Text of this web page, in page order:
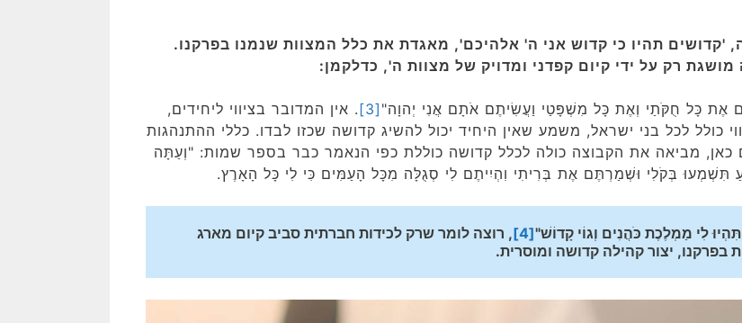
'קדושים תהיו כי קדוש אני ה' אלהיכם', מאגדת את כלל המצוות שנמנו בפרקנו.
רק על ידי קיום קפדני ומדויק של מצוות ה', כדלקמן:
אֶת כָּל חֻקֹּתַי וְאֶת כָּל מִשְׁפָּטַי וַעֲשִׂיתֶם אֹתָם אֲנִי יְהוָה" [3]
. אין המדובר בציווי ליחידים,
כולל לכל בני ישראל, משמע שאין היחיד יכול להשיג קדושה שכזו לבדו. כללי ההתנהגות
כאן, מביאה את הקבוצה כולה לכלל קדושה כוללת כפי הנאמר כבר בספר שמות: "וְעַתָּה
תִּשְׁמְעוּ בְּקֹלִי וּשְׁמַרְתֶּם אֶת בְּרִיתִי וִהְיִיתֶם לִי סְגֻלָּה מִכָּל הָעַמִּים כִּי לִי כָּל הָאָרֶץ.
לִי מַמְלֶכֶת כֹּהֲנִים וְגוֹי קָדוֹשׁ"[4]
בפרקנו, יצור קהילה קדושה ומוסרית.